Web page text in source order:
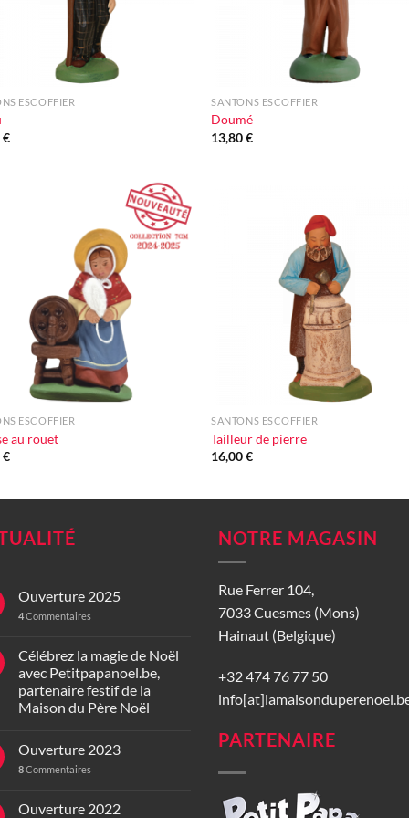
ESCOFFIER
€
SANTONS ESCOFFIER
Doumé
13,80€
Ajouter
à la liste
ESCOFFIER
au rouet
€
SANTONS ESCOFFIER
Tailleur de pierre
16,00€
Ouverture 2025
4Commentaires
Célébrez la magie de Noël
avec Petitpapanoel.be,
partenaire festif de la
Maison du Père Noël
Ouverture 2023
8Commentaires
Ouverture 2022
NOTRE MAGASIN
Rue Ferrer 104,
7033 Cuesmes (Mons)
Hainaut (Belgique)
+32 474 76 77 50
PARTENAIRE